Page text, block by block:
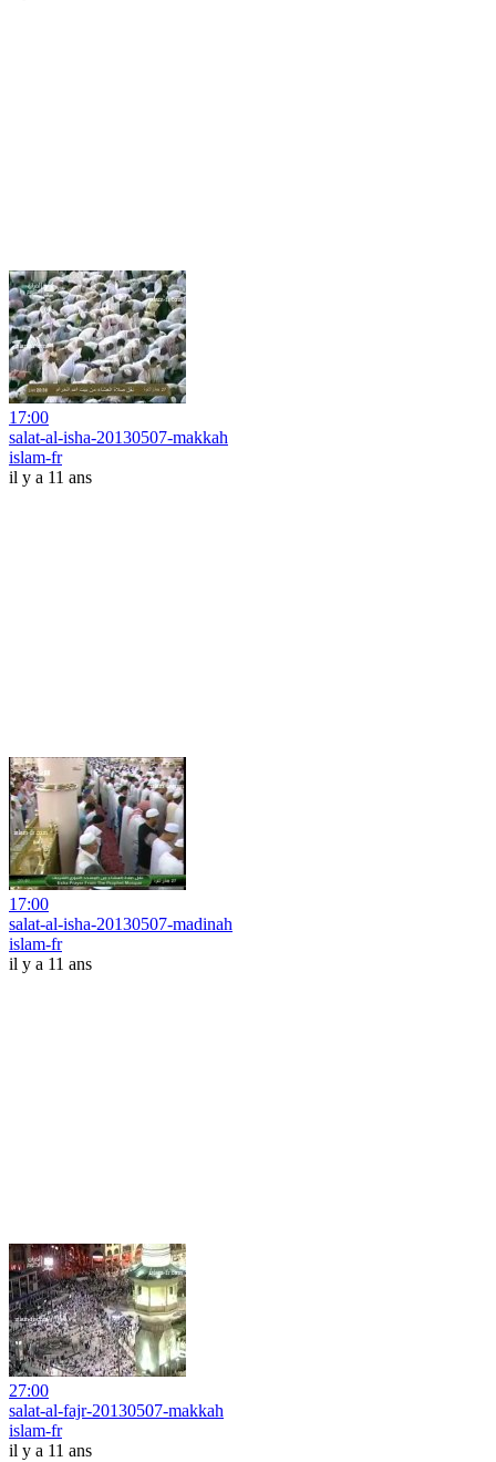
17:00
salat-al-isha-20130507-makkah
islam-fr
il y a 11 ans
17:00
salat-al-isha-20130507-madinah
islam-fr
il y a 11 ans
27:00
salat-al-fajr-20130507-makkah
islam-fr
il y a 11 ans